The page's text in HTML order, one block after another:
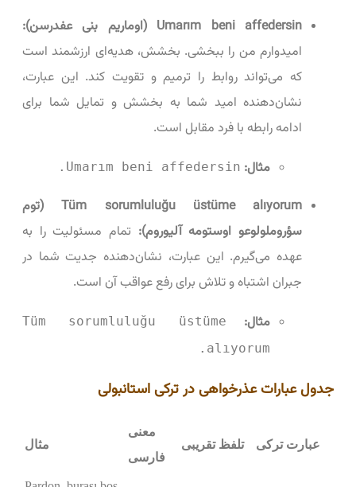
Umarım beni affedersin (اوماریم بنی عفدرسن):
امیدوارم من را ببخشی. بخشش، هدیه‌ای ارزشمند است
که می‌تواند روابط را ترمیم و تقویت کند. این عبارت،
نشان‌دهنده امید شما به بخشش و تمایل شما برای
ادامه رابطه با فرد مقابل است.
مثال: Umarım beni affedersin.
Tüm sorumluluğu üstüme alıyorum (توم
سؤروملولوعو اوستومه آلیوروم): تمام مسئولیت را به
عهده می‌گیرم. این عبارت، نشان‌دهنده جدیت شما در
جبران اشتباه و تلاش برای رفع عواقب آن است.
مثال:
Tüm sorumluluğu üstüme
alıyorum.
جدول عبارات عذرخواهی در ترکی استانبولی
عبارت ترکی تلفظ تقریبی
معنی
فارسی
مثال